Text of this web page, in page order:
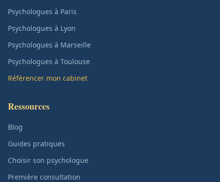
Psychologues à Paris
Psychologues à Lyon
Psychologues à Marseille
Psychologues à Toulouse
Référencer mon cabinet
Ressources
Blog
Guides pratiques
Choisir son psychologue
Première consultation